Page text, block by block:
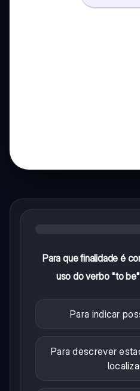
Para que finalidade é
uso do verbo "to
Para indicar
Para descrever